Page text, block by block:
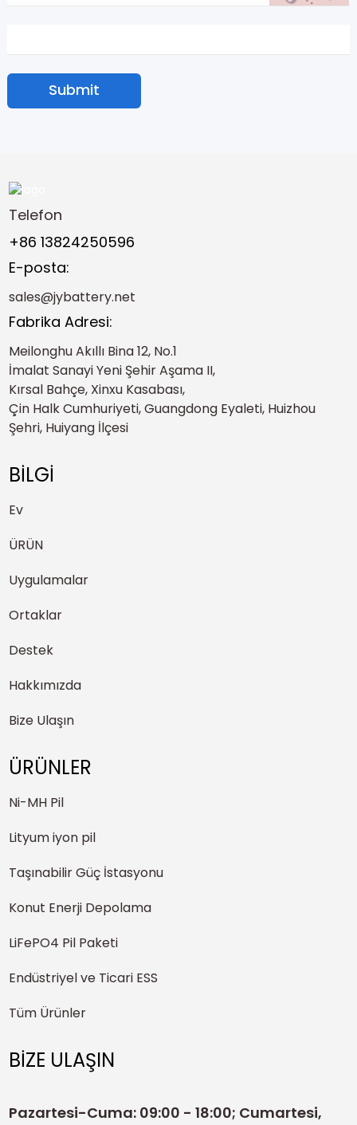
Submit
Telefon
+86 13824250596
E-posta:
sales@jybattery.net
Fabrika Adresi:
Meilonghu Akıllı Bina 12, No.1
İmalat Sanayi Yeni Şehir Aşama II,
Kırsal Bahçe, Xinxu Kasabası,
Çin Halk Cumhuriyeti, Guangdong Eyaleti, Huizhou
Şehri, Huiyang İlçesi
BİLGİ
Ev
ÜRÜN
Uygulamalar
Ortaklar
Destek
Hakkımızda
Bize Ulaşın
ÜRÜNLER
Ni-MH Pil
Lityum iyon pil
Taşınabilir Güç İstasyonu
Konut Enerji Depolama
LiFePO4 Pil Paketi
Endüstriyel ve Ticari ESS
Tüm Ürünler
BİZE ULAŞIN
Pazartesi-Cuma: 09:00 - 18:00; Cumartesi,